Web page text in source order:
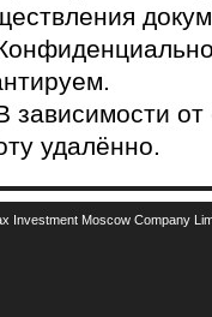
зависимости
удалённо.
Investment Moscow Company